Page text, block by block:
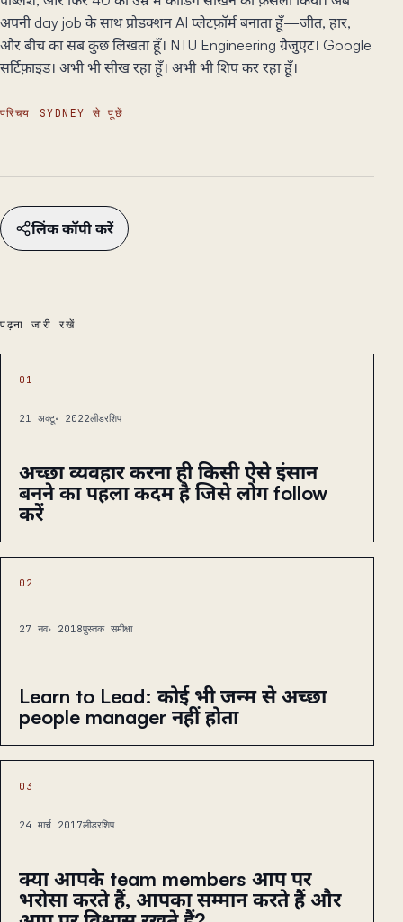
अपनी day job के साथ प्रोडक्शन AI प्लेटफ़ॉर्म बनाता हूँ—जीत, हार,
और बीच का सब कुछ लिखता हूँ। NTU Engineering ग्रैजुएट। Google
सर्टिफ़ाइड। अभी भी सीख रहा हूँ। अभी भी शिप कर रहा हूँ।
परिचय SYDNEY से पूछें
लिंक कॉपी करें
पढ़ना जारी रखें
01
21 अक्टू॰ 2022लीडरशिप
अच्छा व्यवहार करना ही किसी ऐसे इंसान
बनने का पहला कदम है जिसे लोग follow
करें
02
27 नव॰ 2018पुस्तक समीक्षा
Learn to Lead: कोई भी जन्म से अच्छा
people manager नहीं होता
03
24 मार्च 2017लीडरशिप
क्या आपके team members आप पर
भरोसा करते हैं, आपका सम्मान करते हैं और